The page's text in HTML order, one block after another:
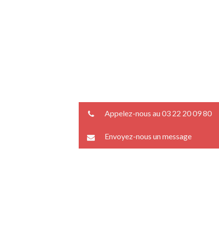
Appelez-nous au 03 22 20 09 80
Envoyez-nous un message